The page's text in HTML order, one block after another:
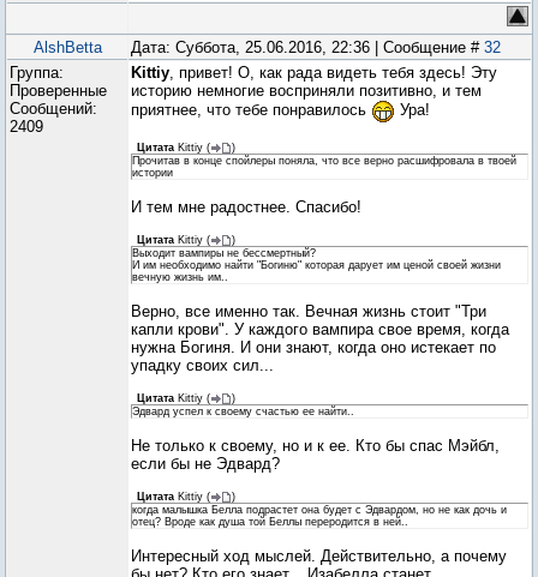
AlshBetta Дата: Суббота, 25.06.2016, 22:36 | Сообщение # 32
Группа:
Проверенные
Сообщений:
2409
Kittiy, привет! О, как рада видеть тебя здесь! Эту
историю немногие восприняли позитивно, и тем
приятнее, что тебе понравилось
Ура!
Цитата Kittiy (
)
Прочитав в конце спойлеры поняла, что все верно расшифровала в твоей
истории
И тем мне радостнее. Спасибо!
Цитата Kittiy (
)
Выходит вампиры не бессмертный?
И им необходимо найти "Богиню" которая дарует им ценой своей жизни
вечную жизнь им..
Верно, все именно так. Вечная жизнь стоит "Три
капли крови". У каждого вампира свое время, когда
нужна Богиня. И они знают, когда оно истекает по
упадку своих сил...
Цитата Kittiy (
)
Эдвард успел к своему счастью ее найти..
Не только к своему, но и к ее. Кто бы спас Мэйбл,
если бы не Эдвард?
Цитата Kittiy (
)
когда малышка Белла подрастет она будет с Эдвардом, но не как дочь и
отец? Вроде как душа той Беллы переродится в ней..
Интересный ход мыслей. Действительно, а почему